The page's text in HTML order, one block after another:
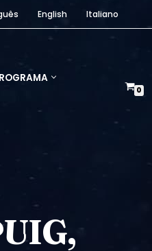
English Italiano
0